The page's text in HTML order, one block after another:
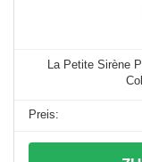
La Petite Sirène